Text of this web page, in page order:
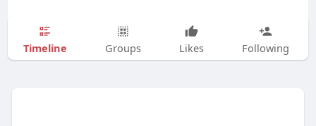
Timeline Groups Likes Following